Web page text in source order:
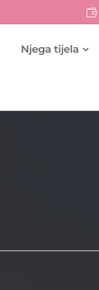
Njega tijela